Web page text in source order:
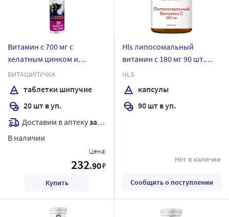
Витамин с 700 мг с
хелатным цинком и
двухвалентным селеном 20
шт. таблетки шипучие
массой 4 гр
ВИТАШИПУЧКА
таблетки шипучие
20 шт в уп.
Доставим в аптекузавтра
В наличии
Цена:
232.90₽
Купить
Hls липосомальный
витамин с 180 мг 90 шт.
капсулы массой 1099 мг
HLS
капсулы
90 шт в уп.
Нет в наличии
Сообщить о поступлении